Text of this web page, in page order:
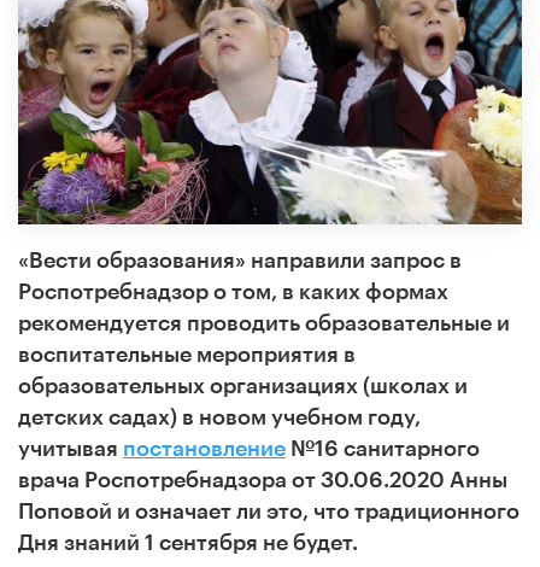
«Вести образования» направили запрос в
Роспотребнадзор о том, в каких формах
рекомендуется проводить образовательные и
воспитательные мероприятия в
образовательных организациях (школах и
детских садах) в новом учебном году,
учитывая постановление №16 санитарного
врача Роспотребнадзора от 30.06.2020 Анны
Поповой и означает ли это, что традиционного
Дня знаний 1 сентября не будет.